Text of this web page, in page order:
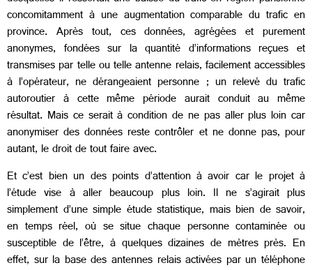
concomitamment à une augmentation comparable du trafic en
province. Après tout, ces données, agrégées et purement
anonymes, fondées sur la quantité d’informations reçues et
transmises par telle ou telle antenne relais, facilement accessibles
à l’opérateur, ne dérangeaient personne ; un relevé du trafic
autoroutier à cette même période aurait conduit au même
résultat. Mais ce serait à condition de ne pas aller plus loin car
anonymiser des données reste contrôler et ne donne pas, pour
autant, le droit de tout faire avec.
Et c’est bien un des points d’attention à avoir car le projet à
l’étude vise à aller beaucoup plus loin. Il ne s’agirait plus
simplement d’une simple étude statistique, mais bien de savoir,
en temps réel, où se situe chaque personne contaminée ou
susceptible de l’être, à quelques dizaines de mètres près. En
effet, sur la base des antennes relais activées par un téléphone